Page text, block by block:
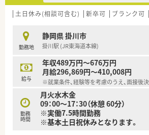
土日休み(相談可含む) 新卒可 ブランク可
勤務地
静岡県 掛川市
掛川駅 (JR東海道本線)
給与
年収489万円～676万円
月給296,869円～410,008円
※就業条件、経験等を考慮のうえ、面接後
勤務
時間
月火水木金
09：00～17：30（休憩 60分）
※実働7.5時間勤務
※基本土日祝休みとなります。